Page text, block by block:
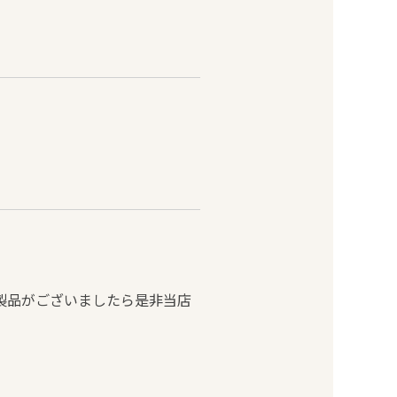
がございましたら是非当店